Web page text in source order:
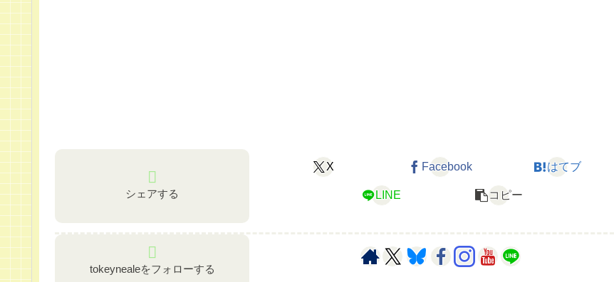
シェアする
X Facebook はてブ
LINE コピー
tokeynealeをフォローする